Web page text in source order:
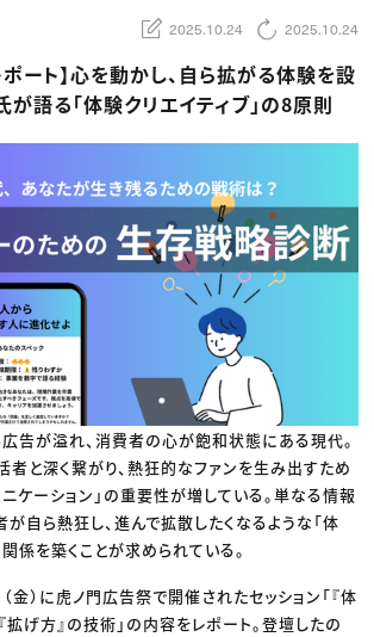
ア事情
識
ー
ー
タビュー
トップ
からのお知らせ
フェッショナル×つながる×メディア
2025.10.24 2025.10.24
ート】心を動かし、自ら拡がる体験を設
語る「体験クリエイティブ」の8原則
告が溢れ、消費者の心が飽和状態にある現代。
者と深く繋がり、熱狂的なファンを生み出すため
ニケーション」の重要性が増している。単なる情報
自ら熱狂し、進んで拡散したくなるような「体
係を築くことが求められている。
金）に虎ノ門広告祭で開催されたセッション「『体
拡げ方』の技術」の内容をレポート。登壇したの